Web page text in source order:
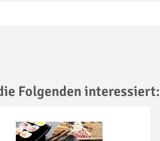
Folgenden interessiert: